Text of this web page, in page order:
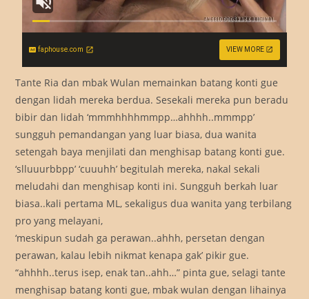
faphouse.com VIEW MORE
Tante Ria dan mbak Wulan memainkan batang konti gue
dengan lidah mereka berdua. Sesekali mereka pun beradu
bibir dan lidah ‘mmmhhhhmmpp…ahhhh..mmmpp’
sungguh pemandangan yang luar biasa, dua wanita
setengah baya menjilati dan menghisap batang konti gue.
‘slluuurbbpp’ ‘cuuuhh’ begitulah mereka, nakal sekali
meludahi dan menghisap konti ini. Sungguh berkah luar
biasa..kali pertama ML, sekaligus dua wanita yang terbilang
pro yang melayani,
‘meskipun sudah ga perawan..ahhh, persetan dengan
perawan, kalau lebih nikmat kenapa gak’ pikir gue.
“ahhhh..terus isep, enak tan..ahh…” pinta gue, selagi tante
menghisap batang konti gue, mbak wulan dengan lihainya